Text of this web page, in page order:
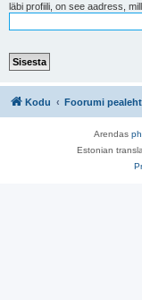
läbi profiili, on see aadress,
Kodu Foorumi pealeht
Arendas
Estonian